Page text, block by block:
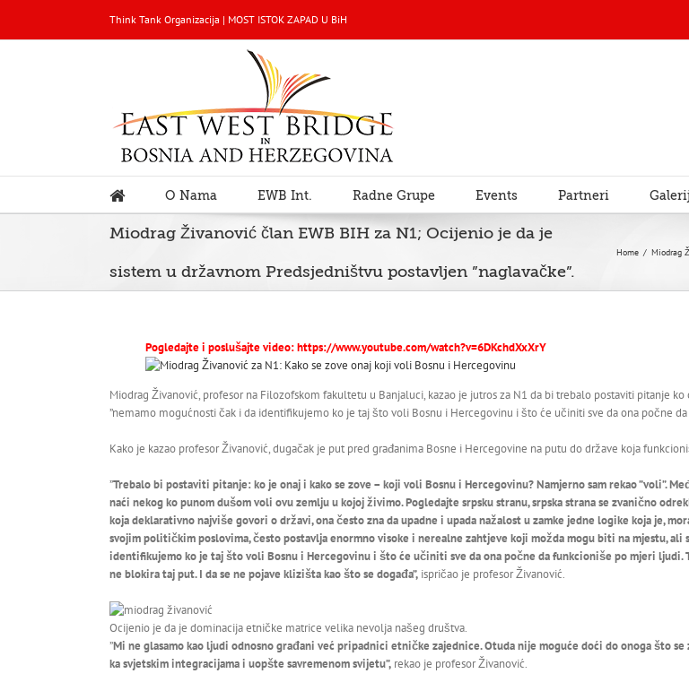
Think Tank Organizacija | MOST ISTOK ZAPAD U BiH
O Nama EWB Int. Radne Grupe Events Partneri
Miodrag Živanović član EWB BIH za N1; Ocijenio je da je
sistem u državnom Predsjedništvu postavljen ”naglavačke”.
Home / Miodrag
Pogledajte i poslušajte video:https://www.youtube.com/watch?v=6DKchdXxXrY
Miodrag Živanović, profesor na Filozofskom fakultetu u Banjaluci, kazao je jutros za N1 da bi trebalo postaviti pitanje
”nemamo mogućnosti čak i da identifikujemo ko je taj što voli Bosnu i Hercegovinu i što će učiniti sve da ona počne
Kako je kazao profesor Živanović, dugačak je put pred građanima Bosne i Hercegovine na putu do države koja
”Trebalo bi postaviti pitanje: ko je onaj i kako se zove – koji voli Bosnu i Hercegovinu? Namjerno sam rekao ”voli”.
naći nekog ko punom dušom voli ovu zemlju u kojoj živimo. Pogledajte srpsku stranu, srpska strana se zvanično
koja deklarativno najviše govori o državi, ona često zna da upadne i upada nažalost u zamke jedne logike koja je,
svojim političkim poslovima, često postavlja enormno visoke i nerealne zahtjeve koji možda mogu biti na mjestu, ali
identifikujemo ko je taj što voli Bosnu i Hercegovinu i što će učiniti sve da ona počne da funkcioniše po mjeri ljudi.
ne blokira taj put. I da se ne pojave klizišta kao što se događa”, ispričao je profesor Živanović.
Ocijenio je da je dominacija etničke matrice velika nevolja našeg društva.
”Mi ne glasamo kao ljudi odnosno građani već pripadnici etničke zajednice. Otuda nije moguće doći do onoga što
ka svjetskim integracijama i uopšte savremenom svijetu”, rekao je profesor Živanović.